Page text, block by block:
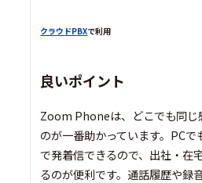
クラウドPBXで利用
良いポイント
Zoom Phoneは、どこでも同じ
のが一番助かっています。PC
で発着信できるので、出社・在
るのが便利です。通話履歴や録